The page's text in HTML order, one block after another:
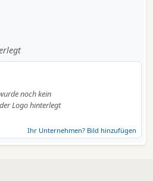
noch kein
Logo hinterlegt
Ihr Unternehmen? Bild hinzufügen